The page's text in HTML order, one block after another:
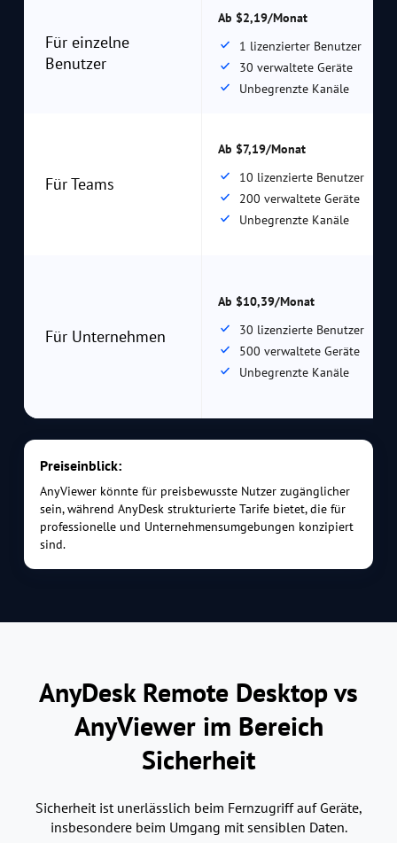
Für einzelne
Benutzer
Ab $2,19/Monat
1 lizenzierter Benutzer
30 verwaltete Geräte
Unbegrenzte Kanäle
Für Teams
Ab $7,19/Monat
10 lizenzierte Benutzer
200 verwaltete Geräte
Unbegrenzte Kanäle
Für Unternehmen
Ab $10,39/Monat
30 lizenzierte Benutzer
500 verwaltete Geräte
Unbegrenzte Kanäle
Preiseinblick:
AnyViewer könnte für preisbewusste Nutzer zugänglicher
sein, während AnyDesk strukturierte Tarife bietet, die für
professionelle und Unternehmensumgebungen konzipiert
sind.
AnyDesk Remote Desktop vs
AnyViewer im Bereich
Sicherheit
Sicherheit ist unerlässlich beim Fernzugriff auf Geräte,
insbesondere beim Umgang mit sensiblen Daten.